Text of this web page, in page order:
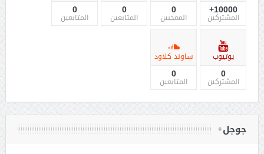
10000+
المشتركين
0
المعجبين
0
المتابعين
0
المتابعين
يوتيوب
0
المشتركين
ساوند كلاود
0
المتابعين
جوجل+